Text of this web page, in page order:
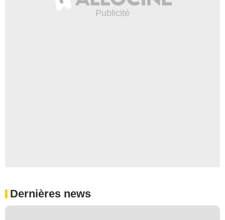
Dernières news